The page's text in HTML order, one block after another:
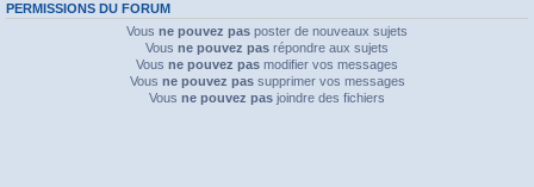
PERMISSIONS DU FORUM
Vous ne pouvez pas poster de nouveaux sujets
Vous ne pouvez pas répondre aux sujets
Vous ne pouvez pas modifier vos messages
Vous ne pouvez passupprimer vos messages
Vous ne pouvez pas joindre des fichiers